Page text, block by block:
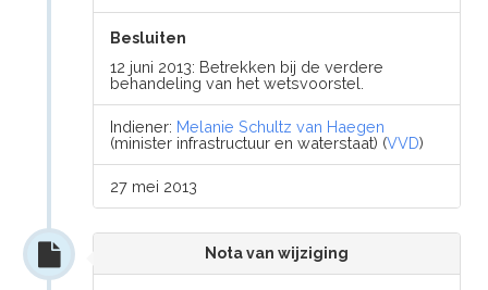
Besluiten
12 juni 2013: Betrekken bij de verdere
behandeling van het wetsvoorstel.
Indiener: Melanie Schultz van Haegen
(minister infrastructuur en waterstaat) (VVD)
27 mei 2013
Nota van wijziging